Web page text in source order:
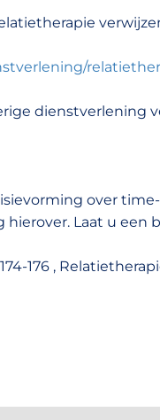
dienstverlening
over
Laat u een
176 ,